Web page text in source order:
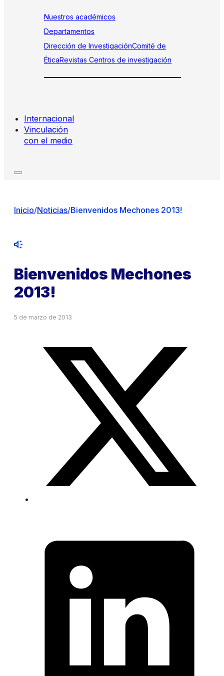
Nuestros académicos
Departamentos
Dirección de InvestigaciónComité de
ÉticaRevistas Centros de investigación
Internacional
Vinculación
con el medio
Inicio/Noticias/Bienvenidos Mechones 2013!
Bienvenidos Mechones
2013!
5 de marzo de 2013